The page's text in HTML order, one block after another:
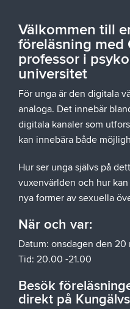
FAVORIT
Välkommen till
föreläsning med
professor i
universitet
För unga är den digitala
analoga. Det innebär
digitala kanaler som
kan innebära både
Hur ser unga självs på
vuxenvärlden och hur
nya former av sexuella
När och var:
Datum: onsdagen den 20
Tid: 20.00 -21.00
Besök
direkt på